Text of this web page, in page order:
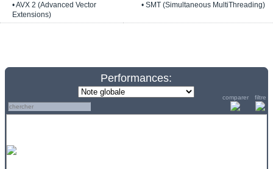
• AVX 2 (Advanced Vector
Extensions)
• SMT (Simultaneous MultiThreading)
Performances:
comparer filtre